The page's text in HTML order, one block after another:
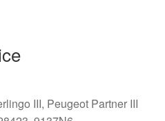
III, Peugeot Partner III